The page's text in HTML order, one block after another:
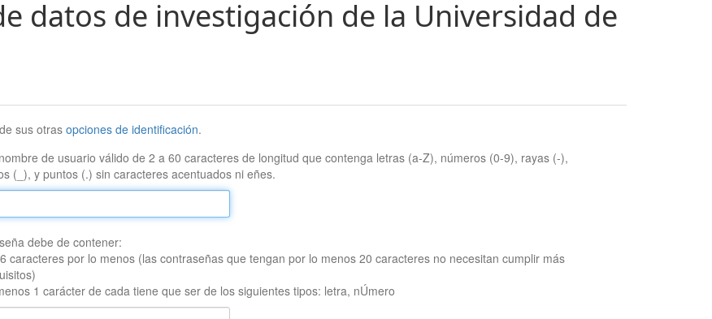
datos de investigación de la Universidad de
sus otrasopciones de identificación.
de usuario válido de 2 a 60 caracteres de longitud que contenga letras (a-Z), números (0-9), rayas (-),
(_), y puntos (.) sin caracteres acentuados ni eñes.
debe de contener:
caracteres por lo menos (las contraseñas que tengan por lo menos 20 caracteres no necesitan cumplir más
1 carácter de cada tiene que ser de los siguientes tipos: letra, nÚmero